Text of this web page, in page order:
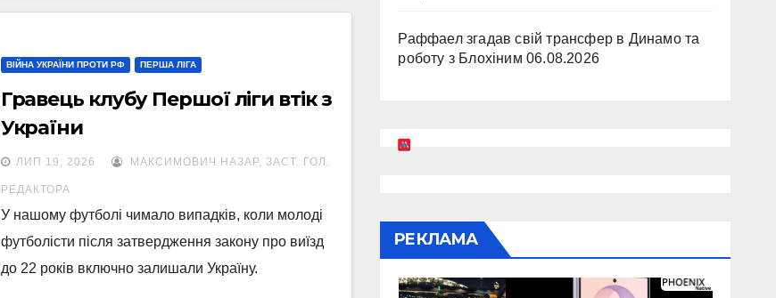
ВІЙНА УКРАЇНИ ПРОТИ РФ ПЕРША ЛІГА
Гравець клубу Першої ліги втік з
України
ЛИП 19, 2026 МАКСИМОВИЧ НАЗАР, ЗАСТ. ГОЛ.
РЕДАКТОРА
У нашому футболі чимало випадків, коли молоді
футболісти після затвердження закону про виїзд
до 22 років включно залишали Україну.
Раффаел згадав свій трансфер в Динамо та
роботу з Блохіним 06.08.2026
РЕКЛАМА